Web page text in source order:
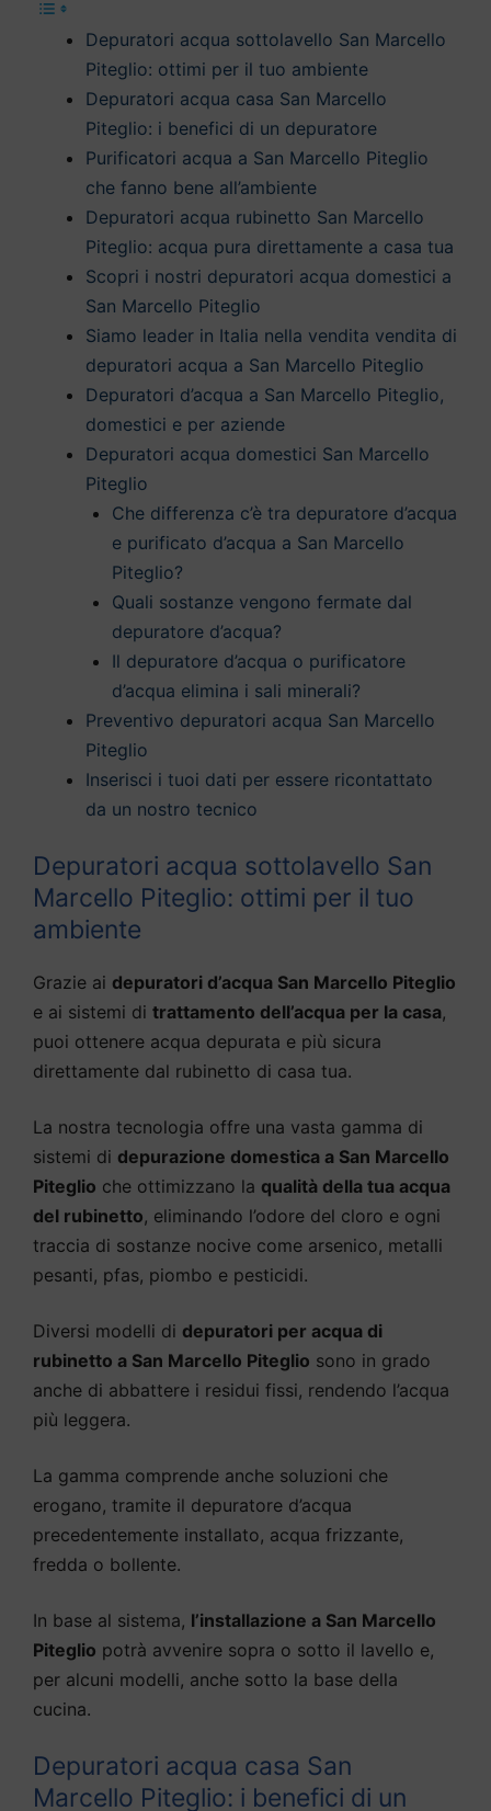
Depuratori acqua sottolavello San Marcello
Piteglio: ottimi per il tuo ambiente
Depuratori acqua casa San Marcello
Piteglio: i benefici di un depuratore
Purificatori acqua a San Marcello Piteglio
che fanno bene all’ambiente
Depuratori acqua rubinetto San Marcello
Piteglio: acqua pura direttamente a casa tua
Scopri i nostri depuratori acqua domestici a
San Marcello Piteglio
Siamo leader in Italia nella vendita vendita di
depuratori acqua a San Marcello Piteglio
Depuratori d’acqua a San Marcello Piteglio,
domestici e per aziende
Depuratori acqua domestici San Marcello
Piteglio
Che differenza c’è tra depuratore d’acqua
e purificato d’acqua a San Marcello
Piteglio?
Quali sostanze vengono fermate dal
depuratore d’acqua?
Il depuratore d’acqua o purificatore
d’acqua elimina i sali minerali?
Preventivo depuratori acqua San Marcello
Piteglio
Inserisci i tuoi dati per essere ricontattato
da un nostro tecnico
Depuratori acqua sottolavello San
Marcello Piteglio: ottimi per il tuo
ambiente
Grazie ai depuratori d’acqua San Marcello Piteglio
e ai sistemi di trattamento dell’acqua per la casa,
puoi ottenere acqua depurata e più sicura
direttamente dal rubinetto di casa tua.
La nostra tecnologia offre una vasta gamma di
sistemi di depurazione domestica a San Marcello
Piteglio che ottimizzano la qualità della tua acqua
del rubinetto, eliminando l’odore del cloro e ogni
traccia di sostanze nocive come arsenico, metalli
pesanti, pfas, piombo e pesticidi.
Diversi modelli di depuratori per acqua di
rubinetto a San Marcello Piteglio sono in grado
anche di abbattere i residui fissi, rendendo l’acqua
più leggera.
La gamma comprende anche soluzioni che
erogano, tramite il depuratore d’acqua
precedentemente installato, acqua frizzante,
fredda o bollente.
In base al sistema, l’installazione a San Marcello
Piteglio potrà avvenire sopra o sotto il lavello e,
per alcuni modelli, anche sotto la base della
cucina.
Depuratori acqua casa San
Marcello Piteglio: i benefici di un